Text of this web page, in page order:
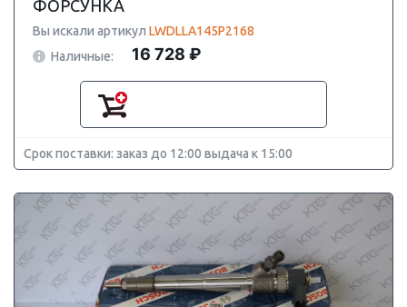
ФОРСУНКА
Вы искали артикул LWDLLA145P2168
Наличные:
16 728 ₽
Срок поставки: заказ до 12:00 выдача к 15:00